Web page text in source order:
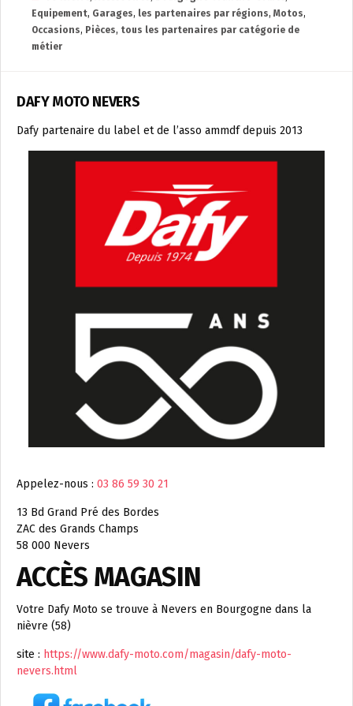
Equipement, Garages, les partenaires par régions, Motos,
Occasions, Pièces, tous les partenaires par catégorie de
métier
DAFY MOTO NEVERS
Dafy partenaire du label et de l’asso ammdf depuis 2013
Appelez-nous : 03 86 59 30 21
13 Bd Grand Pré des Bordes
ZAC des Grands Champs
58 000 Nevers
ACCÈS MAGASIN
Votre Dafy Moto se trouve à Nevers en Bourgogne dans la
nièvre (58)
site : https://www.dafy-moto.com/magasin/dafy-moto-
nevers.html